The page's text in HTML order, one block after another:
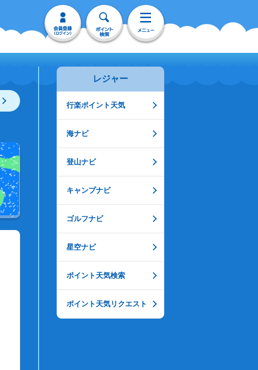
レジャー
行楽ポイント天気
海ナビ
登山ナビ
キャンプナビ
ゴルフナビ
星空ナビ
ポイント天気検索
ポイント天気リクエスト